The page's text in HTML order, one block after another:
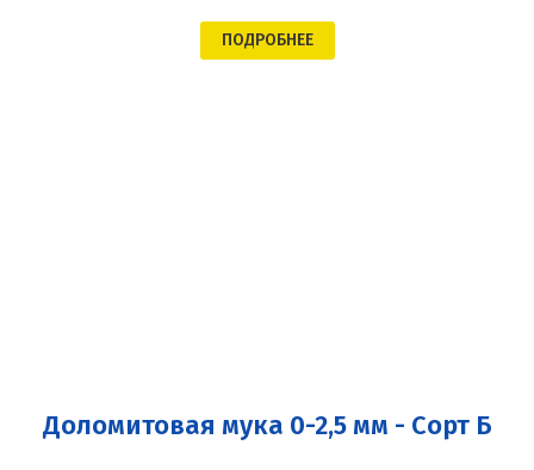
ПОДРОБНЕЕ
Доломитовая мука 0-2,5 мм - Сорт Б